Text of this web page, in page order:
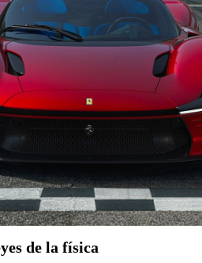
de la física